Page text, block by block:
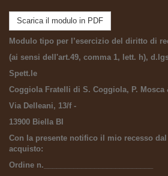
Scarica il modulo in PDF
Modulo tipo per l’esercizio del diritto di
(ai sensi dell'art.49, comma 1, lett. h),
Spett.le
Coggiola Fratelli di S. Coggiola, P. Mosca
Via Delleani, 13/f -
13900 Biella BI
Con la presente notifico il mio recesso
acquisto:
Ordine n.__________________________